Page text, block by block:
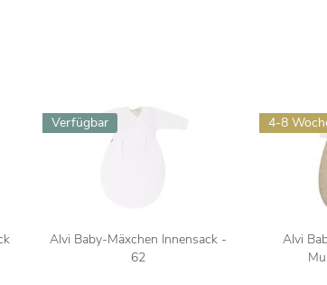
Verfügbar
Alvi Baby-Mäxchen Innensack -
62
4-8
Alvi